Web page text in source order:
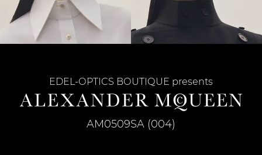
AM0509SA (004)
EDEL-OPTICS BOUTIQUE presents